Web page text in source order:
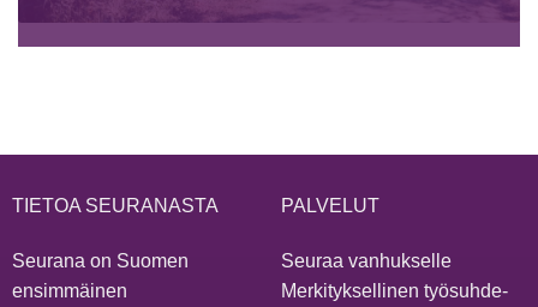
TIETOA SEURANASTA
Seurana on Suomen
ensimmäinen
PALVELUT
Seuraa vanhukselle
Merkityksellinen työsuhde-